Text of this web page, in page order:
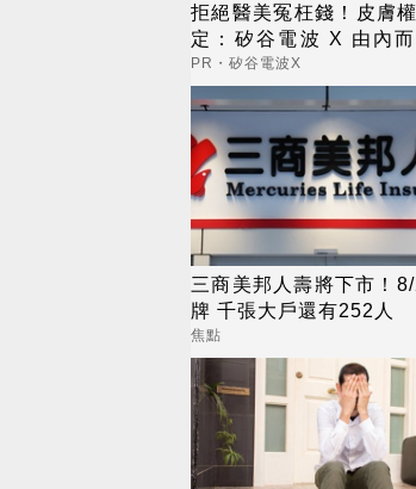
拒絕醫美冤枉錢！皮膚
定：矽谷電波 X 由內
出逆齡好膚質
PR・矽谷電波X
三商美邦人壽將下市！
牌 千張大戶還有252人
焦點